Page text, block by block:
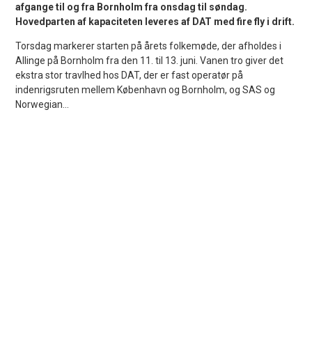
afgange til og fra Bornholm fra onsdag til søndag.
Hovedparten af kapaciteten leveres af DAT med fire fly i drift.
Torsdag markerer starten på årets folkemøde, der afholdes i
Allinge på Bornholm fra den 11. til 13. juni. Vanen tro giver det
ekstra stor travlhed hos DAT, der er fast operatør på
indenrigsruten mellem København og Bornholm, og SAS og
Norwegian...